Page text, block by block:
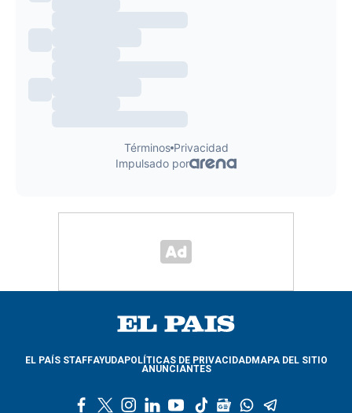
EL PAÍS STAFFAYUDAPOLÍTICAS DE PRIVACIDADMAPA DEL SITIO
ANUNCIANTES
l
y
t
g
w